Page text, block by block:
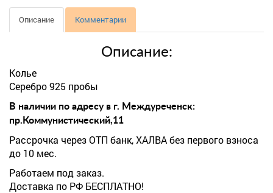
Описание Комментарии
Описание:
Колье
Серебро 925 пробы
В наличии по адресу в г. Междуреченск:
пр.Коммунистический,11
Рассрочка через ОТП банк, ХАЛВА без первого взноса
до 10 мес.
Работаем под заказ.
Доставка по РФ БЕСПЛАТНО!